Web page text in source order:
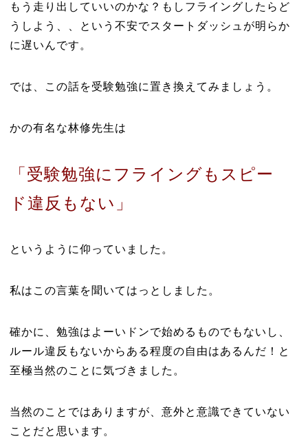
もう走り出していいのかな？もしフライングしたらど
うしよう、、という不安でスタートダッシュが明らか
に遅いんです。
では、この話を受験勉強に置き換えてみましょう。
かの有名な林修先生は
「受験勉強にフライングもスピー
ド違反もない」
というように仰っていました。
私はこの言葉を聞いてはっとしました。
確かに、勉強はよーいドンで始めるものでもないし、
ルール違反もないからある程度の自由はあるんだ！と
至極当然のことに気づきました。
当然のことではありますが、意外と意識できていない
ことだと思います。